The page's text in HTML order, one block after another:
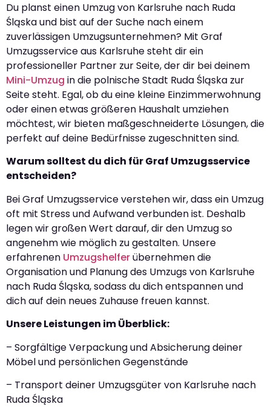
Du planst einen Umzug von Karlsruhe nach Ruda
Śląska und bist auf der Suche nach einem
zuverlässigen Umzugsunternehmen? Mit Graf
Umzugsservice aus Karlsruhe steht dir ein
professioneller Partner zur Seite, der dir bei deinem
Mini-Umzug in die polnische Stadt Ruda Śląska zur
Seite steht. Egal, ob du eine kleine Einzimmerwohnung
oder einen etwas größeren Haushalt umziehen
möchtest, wir bieten maßgeschneiderte Lösungen, die
perfekt auf deine Bedürfnisse zugeschnitten sind.
Warum solltest du dich für Graf Umzugsservice
entscheiden?
Bei Graf Umzugsservice verstehen wir, dass ein Umzug
oft mit Stress und Aufwand verbunden ist. Deshalb
legen wir großen Wert darauf, dir den Umzug so
angenehm wie möglich zu gestalten. Unsere
erfahrenen Umzugshelferübernehmen die
Organisation und Planung des Umzugs von Karlsruhe
nach Ruda Śląska, sodass du dich entspannen und
dich auf dein neues Zuhause freuen kannst.
Unsere Leistungen im Überblick:
– Sorgfältige Verpackung und Absicherung deiner
Möbel und persönlichen Gegenstände
– Transport deiner Umzugsgüter von Karlsruhe nach
Ruda Śląska